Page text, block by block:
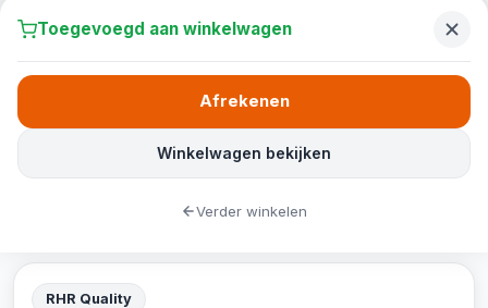
RHR Quality
Toegevoegd aan winkelwagen
Winkelwagen bekijken
Afrekenen
Verder winkelen